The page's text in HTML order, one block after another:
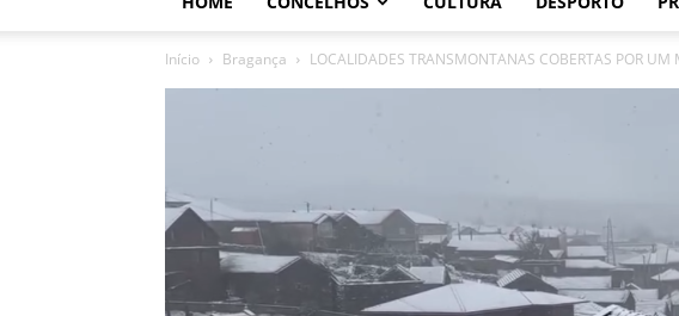
e
Alto
Início Bragança LOCALIDADES TRANSMONTANAS COBERTAS POR UM